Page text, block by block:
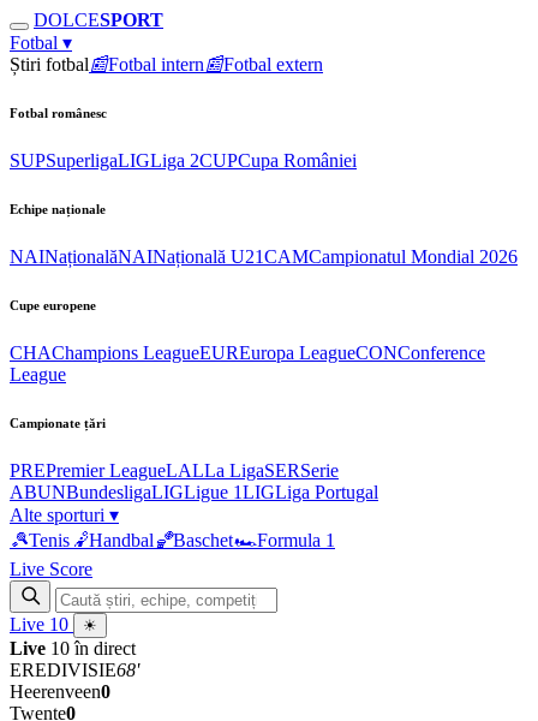
DOLCESPORT
Fotbal ▾
Știri fotbal📰Fotbal intern📰Fotbal extern
Fotbal românesc
SUPSuperligaLIGLiga 2CUPCupa României
Echipe naționale
NAINaționalăNAINațională U21CAMCampionatul Mondial 2026
Cupe europene
CHAChampions LeagueEUREuropa LeagueCONConference
League
Campionate țări
PREPremier LeagueLALLa LigaSERSerie
ABUNBundesligaLIGLigue 1LIGLiga Portugal
Alte sporturi ▾
🎾Tenis 🤾Handbal🏀Baschet🏎Formula 1
Live Score
Live 10 ☀
Live 10 în direct
EREDIVISIE68'
Heerenveen0
Twente0